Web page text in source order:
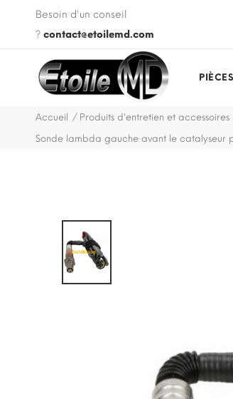
Besoin d'un conseil
? contact@etoilemd.com
VIN de votre véhicule lors de votre commande.
Accueil Produits d'entretien et accessoires
Sonde lambda gauche avant le catalyseur